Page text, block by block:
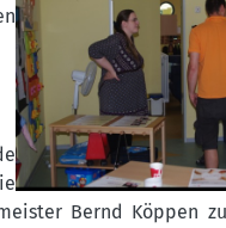
Bernd Köppen zu